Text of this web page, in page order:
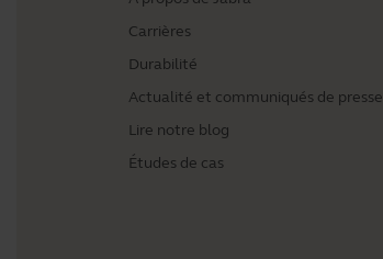
Carrières
Durabilité
Actualité et communiqués de presse
Lire notre blog
Études de cas